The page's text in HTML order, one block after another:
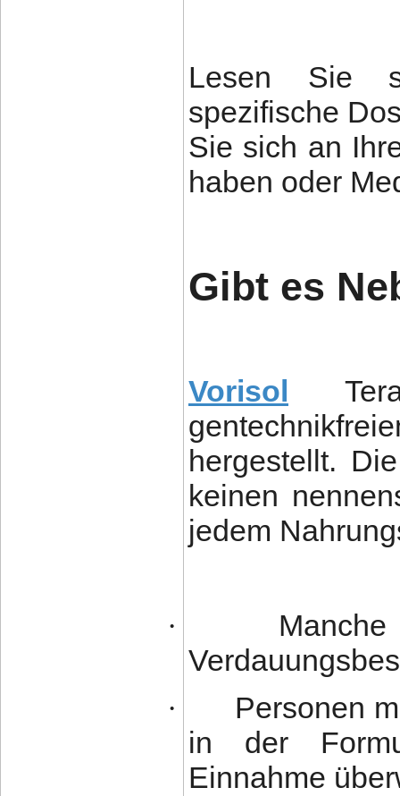
Lesen Sie
spezifische
Sie sich an
haben oder
Gibt es
Vorisol
hergestellt.
keinen
jedem
·
·
Personen
in der
Einnahme